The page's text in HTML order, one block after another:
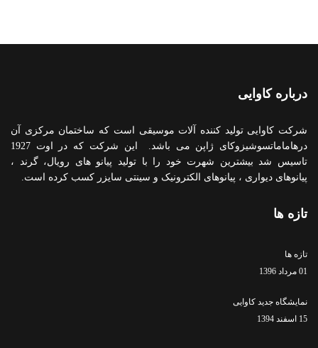
درباره کاوایی
شرکت کاوایی تولید کننده آلات موسیقی است که ساختمان مرکزی آن
درهاماماتسوشیزوکای ژاپن می باشد. این شرکت که در اوت 1927
تاسیس شد بیشترین شهرت خود را با تولید پیانو های رویال، گرند ،
پیانوهای دیواری ، پیانوهای الکترونیک و سینتی سایزر کسب کرده است.
تازه ها
تازه ها
01 مرداد 1396
نمایشگاه جدید کاوایی
15 اسفند 1394